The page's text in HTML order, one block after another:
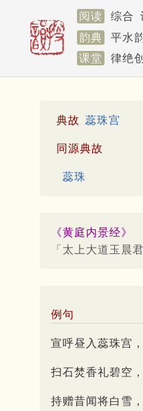
阅读 综合
韵典
平水
课堂
律绝
典故 蕊珠宫
同源典故
蕊珠
《黄庭内景经》
「太上大道玉晨
例句
宣呼昼入蕊珠宫
扫石焚香礼碧空
持赠昔闻将白雪